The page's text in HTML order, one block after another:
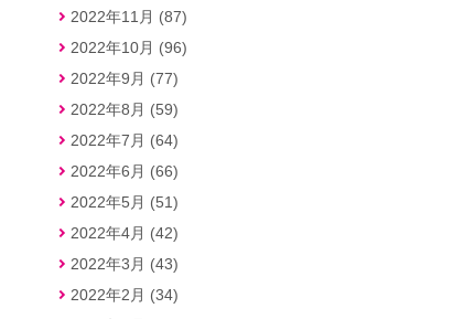
2022年11月 (87)
2022年10月 (96)
2022年9月 (77)
2022年8月 (59)
2022年7月 (64)
2022年6月 (66)
2022年5月 (51)
2022年4月 (42)
2022年3月 (43)
2022年2月 (34)